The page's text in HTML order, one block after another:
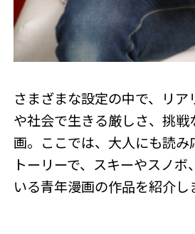
さまざまな設定の中で、リ
や社会で生きる厳しさ、挑
画。ここでは、大人にも読み
トーリーで、スキーやスノボ
いる青年漫画の作品を紹介し